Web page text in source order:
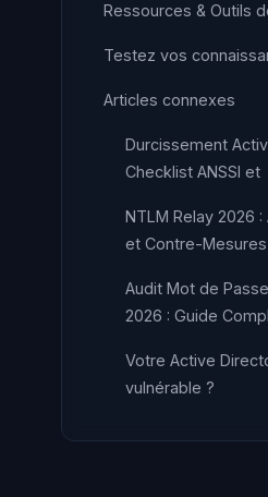
Ressources & Outils
Testez vos
Articles connexes
Durcissement
Checklist ANSSI et
NTLM Relay 2026
et Contre-
Audit Mot de
2026 : Guide
Votre Active
vulnérable ?